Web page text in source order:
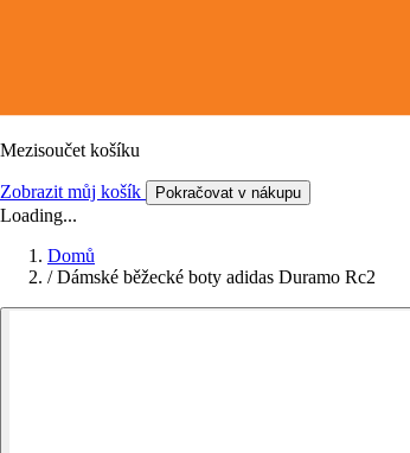
Mezisoučet košíku
Zobrazit můj košík Pokračovat v nákupu
Loading...
Domů
/ Dámské běžecké boty adidas Duramo Rc2